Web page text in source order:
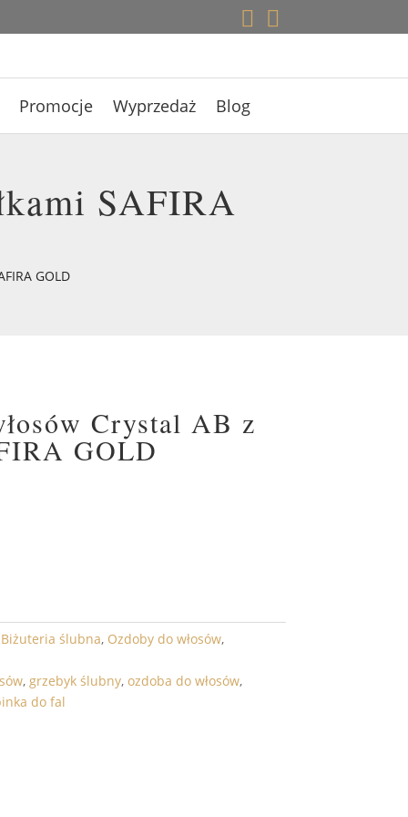


Promocje Wyprzedaż Blog
SAFIRA
GOLD
Crystal AB z
GOLD
Biżuteria ślubna, Ozdoby do włosów,
, grzebyk ślubny, ozdoba do włosów,
do fal